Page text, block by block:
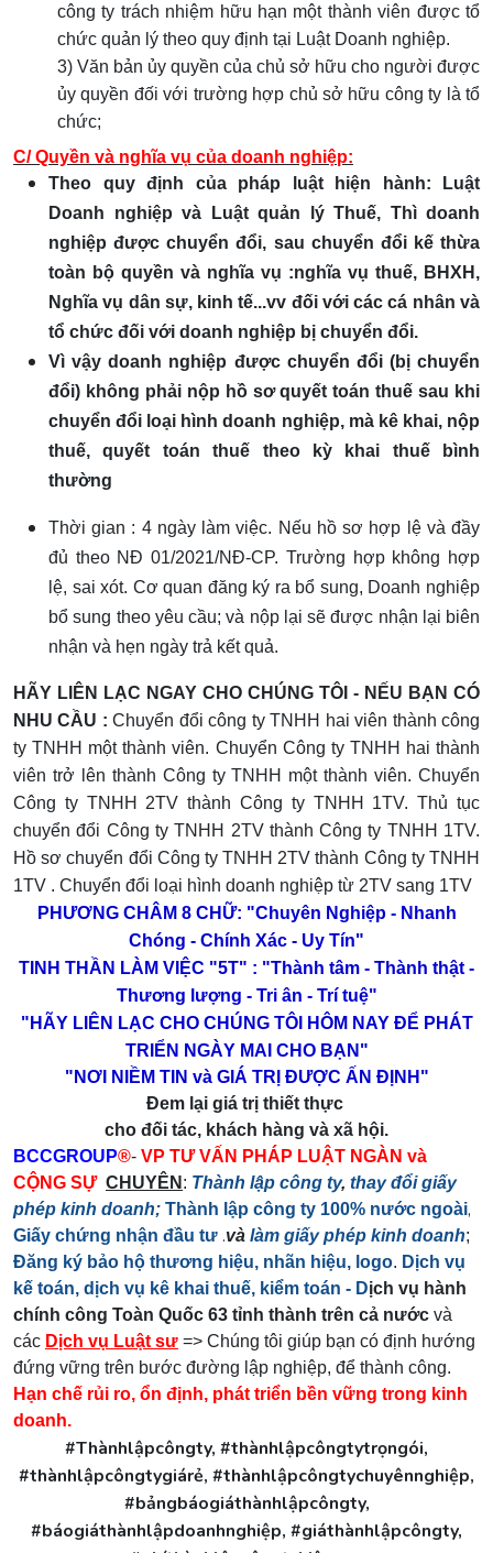
công ty trách nhiệm hữu hạn một thành viên được tổ
chức quản lý theo quy định tại Luật Doanh nghiệp.
3) Văn bản ủy quyền của chủ sở hữu cho người được
ủy quyền đối với trường hợp chủ sở hữu công ty là tổ
chức;
C/ Quyền và nghĩa vụ của doanh nghiệp:
Theo quy định của pháp luật hiện hành: Luật
Doanh nghiệp và Luật quản lý Thuế, Thì doanh
nghiệp được chuyển đổi, sau chuyển đổi kế thừa
toàn bộ quyền và nghĩa vụ :nghĩa vụ thuế, BHXH,
Nghĩa vụ dân sự, kinh tế...vv đối với các cá nhân và
tổ chức đối với doanh nghiệp bị chuyển đổi.
Vì vậy doanh nghiệp được chuyển đổi (bị chuyển
đổi) không phải nộp hồ sơ quyết toán thuế sau khi
chuyển đổi loại hình doanh nghiệp, mà kê khai, nộp
thuế, quyết toán thuế theo kỳ khai thuế bình
thường
Thời gian : 4 ngày làm việc. Nếu hồ sơ hợp lệ và đầy
đủ theo NĐ01/2021/NĐ-CP. Trường hợp không hợp
lệ, sai xót. Cơ quan đăng ký ra bổ sung, Doanh nghiệp
bổ sung theo yêu cầu; và nộp lại sẽ được nhận lại biên
nhận và hẹn ngày trả kết quả.
HÃY LIÊN LẠC NGAY CHO CHÚNG TÔI - NẾU BẠN CÓ
NHU CẦU :Chuyển đổi công ty TNHH hai viên thành công
ty TNHH một thành viên. Chuyển Công ty TNHH hai thành
viên trở lên thành Công ty TNHH một thành viên. Chuyển
Công ty TNHH 2TV thành Công ty TNHH 1TV. Thủ tục
chuyển đổi Công ty TNHH 2TV thành Công ty TNHH 1TV.
Hồ sơ chuyển đổi Công ty TNHH 2TV thành Công ty TNHH
1TV . Chuyển đổi loại hình doanh nghiệp từ 2TV sang 1TV
PHƯƠNG CHÂM 8 CHỮ: "Chuyên Nghiệp - Nhanh
Chóng - Chính Xác - Uy Tín"
TINH THẦN LÀM VIỆC "5T" : "Thành tâm - Thành thật -
Thương lượng - Tri ân - Trí tuệ"
"HÃY LIÊN LẠC CHO CHÚNG TÔI HÔM NAY ĐỂ PHÁT
TRIỂN NGÀY MAI CHO BẠN"
"NƠI NIỀM TIN và GIÁ TRỊ ĐƯỢC ẤN ĐỊNH"
Đem lại giá trị thiết thực
cho đối tác, khách hàng và xã hội.
BCCGROUP®- VP TƯ VẤN PHÁP LUẬT NGÀN và
CỘNG SỰ CHUYÊN : Thành lập công ty, thay đổi giấy
phép kinh doanh; Thành lập công ty 100% nước ngoài,
Giấy chứng nhận đầu tư .và làm giấy phép kinh doanh;
Đăng ký bảo hộ thương hiệu, nhãn hiệu, logo. Dịch vụ
kế toán, dịch vụ kê khai thuế, kiểm toán - Dịch vụ hành
chính công Toàn Quốc 63 tỉnh thành trên cả nước và
các Dịch vụ Luật sư => Chúng tôi giúp bạn có định hướng
đứng vững trên bước đường lập nghiệp, để thành công.
Hạn chế rủi ro, ổn định, phát triển bền vững trong kinh
doanh.
#Thànhlậpcôngty, #thànhlậpcôngtytrọngói,
#thànhlậpcôngtygiárẻ, #thànhlậpcôngtychuyênnghiệp,
#bảngbáogiáthànhlậpcôngty,
#báogiáthànhlậpdoanhnghiệp, #giáthànhlậpcôngty,